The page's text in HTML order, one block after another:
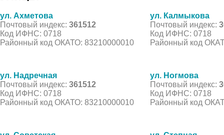
ул. Ахметова
Почтовый индекс: 361512
Код ИФНС: 0718
Районный код ОКАТО: 83210000010
ул. Калмыкова
Почтовый индекс:
Код ИФНС: 0718
Районный код
ул. Надречная
Почтовый индекс: 361512
Код ИФНС: 0718
Районный код ОКАТО: 83210000010
ул. Ногмова
Почтовый индекс:
Код ИФНС: 0718
Районный код